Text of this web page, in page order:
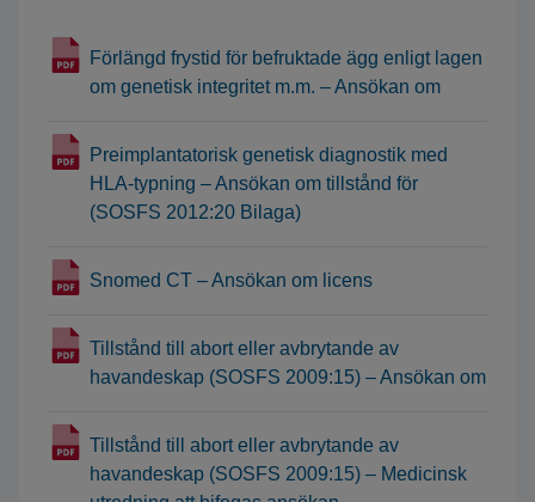
Förlängd frystid för befruktade ägg enligt lagen
om genetisk integritet m.m. – Ansökan om
Preimplantatorisk genetisk diagnostik med
HLA-typning – Ansökan om tillstånd för
(SOSFS 2012:20 Bilaga)
Snomed CT – Ansökan om licens
Tillstånd till abort eller avbrytande av
havandeskap (SOSFS 2009:15) – Ansökan om
Tillstånd till abort eller avbrytande av
havandeskap (SOSFS 2009:15) – Medicinsk